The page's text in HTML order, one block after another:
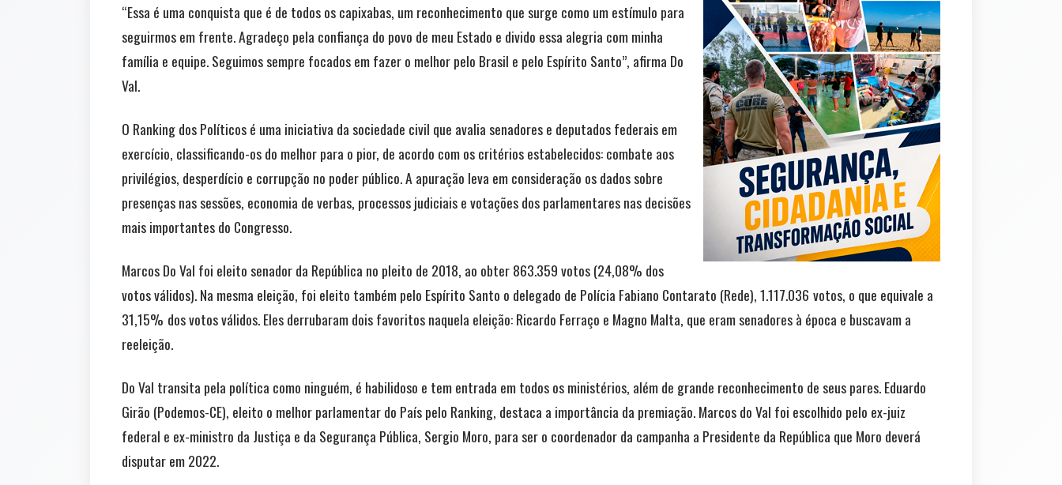
“Essa é uma conquista que é de todos os capixabas, um reconhecimento que surge como um estímulo para
seguirmos em frente. Agradeço pela confiança do povo de meu Estado e divido essa alegria com minha
família e equipe. Seguimos sempre focados em fazer o melhor pelo Brasil e pelo Espírito Santo”, afirma Do
Val.
O Ranking dos Políticos é uma iniciativa da sociedade civil que avalia senadores e deputados federais em
exercício, classificando-os do melhor para o pior, de acordo com os critérios estabelecidos: combate aos
privilégios, desperdício e corrupção no poder público. A apuração leva em consideração os dados sobre
presenças nas sessões, economia de verbas, processos judiciais e votações dos parlamentares nas decisões
mais importantes do Congresso.
Marcos Do Val foi eleito senador da República no pleito de 2018, ao obter 863.359 votos (24,08% dos
votos válidos). Na mesma eleição, foi eleito também pelo Espírito Santo o delegado de Polícia Fabiano Contarato (Rede), 1.117.036 votos, o que equivale a
31,15% dos votos válidos. Eles derrubaram dois favoritos naquela eleição: Ricardo Ferraço e Magno Malta, que eram senadores à época e buscavam a
reeleição.
Do Val transita pela política como ninguém, é habilidoso e tem entrada em todos os ministérios, além de grande reconhecimento de seus pares. Eduardo
Girão (Podemos-CE), eleito o melhor parlamentar do País pelo Ranking, destaca a importância da premiação. Marcos do Val foi escolhido pelo ex-juiz
federal e ex-ministro da Justiça e da Segurança Pública, Sergio Moro, para ser o coordenador da campanha a Presidente da República que Moro deverá
disputar em 2022.